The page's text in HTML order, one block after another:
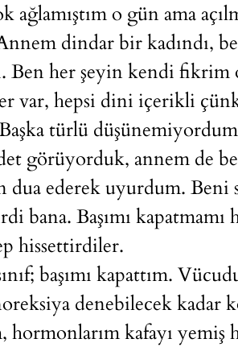
ağlamıştım o gün ama
dindar bir kadındı,
Ben her şeyin kendi fikrim
var, hepsi dini içerikli
türlü
görüyorduk, annem de
dua ederek uyurdum.
bana. Başımı
hissettirdiler.
başımı kapattım.
denebilecek
kafayı yemiş